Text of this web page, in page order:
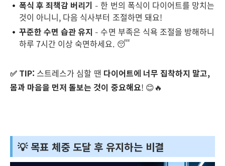
폭식 후 죄책감 버리기 – 한 번의 폭식이 다이어트를 망치는
것이 아니니, 다음 식사부터 조절하면 돼요!
꾸준한 수면 습관 유지 – 수면 부족은 식욕 조절을 방해하니
하루 7시간 이상 숙면하세요. 😴
✅ TIP: 스트레스가 심할 땐 다이어트에 너무 집착하지 말고,
몸과 마음을 먼저 돌보는 것이 중요해요! 😊🔥
💡 목표 체중 도달 후 유지하는 비결